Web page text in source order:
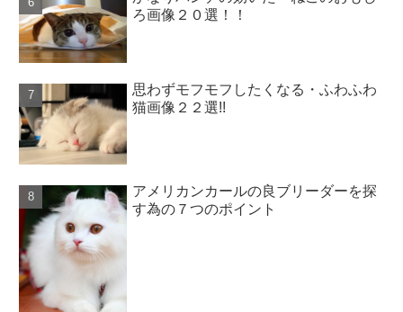
ろ画像２０選！！
思わずモフモフしたくなる・ふわふわ
猫画像２２選!!
アメリカンカールの良ブリーダーを探
す為の７つのポイント